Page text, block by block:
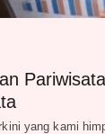
yang kami